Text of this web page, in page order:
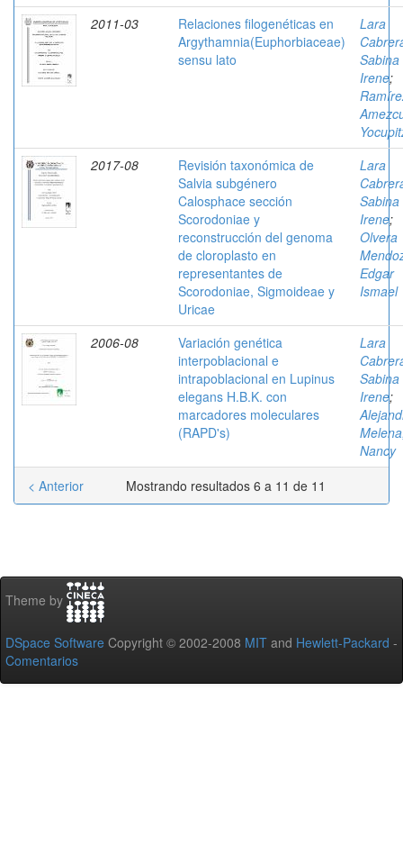
2011-03
Relaciones filogenéticas en
Argythamnia(Euphorbiaceae)
sensu lato
Lara
Sabina
Irene;
2017-08
Revisión taxonómica de
Salvia subgénero
Calosphace sección
Scorodoniae y
reconstrucción del genoma
de cloroplasto en
representantes de
Scorodoniae, Sigmoideae y
Uricae
Lara
Sabina
Irene;
Olvera
Edgar
Ismael
2006-08
Variación genética
interpoblacional e
intrapoblacional en Lupinus
elegans H.B.K. con
marcadores moleculares
(RAPD's)
Lara
Sabina
Irene;
Nancy
Mostrando resultados 6 a 11 de 11
< Anterior
Theme by
DSpace Software Copyright © 2002-2008 MIT and Hewlett-Packard -
Comentarios